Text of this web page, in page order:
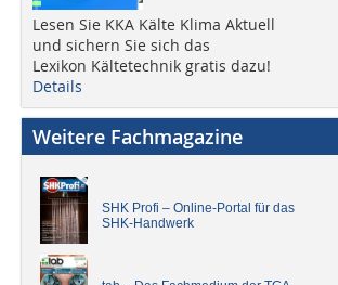
Lesen Sie KKA Kälte Klima Aktuell
und sichern Sie sich das
Lexikon Kältetechnik gratis dazu!
Details
Weitere Fachmagazine
SHK Profi – Online-Portal für das
SHK-Handwerk